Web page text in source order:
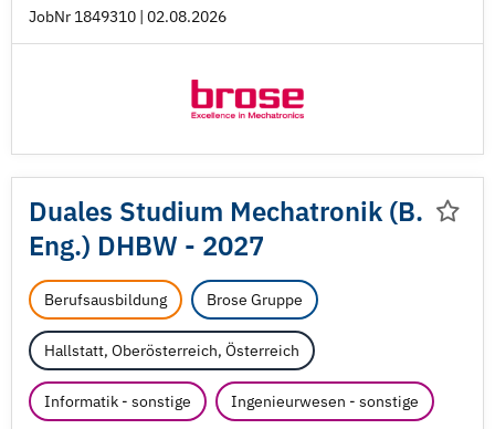
JobNr 1849310 | 02.08.2026
Duales Studium Mechatronik (B.
Eng.) DHBW - 2027
Berufsausbildung Brose Gruppe
Hallstatt, Oberösterreich, Österreich
Informatik - sonstige Ingenieurwesen - sonstige